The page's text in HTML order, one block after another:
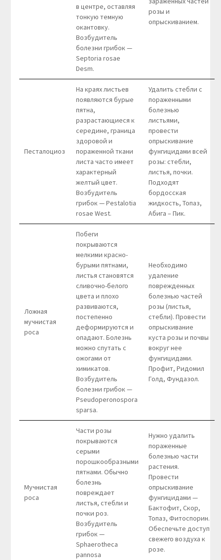
в центре, оставляя
тонкую темную
окантовку.
Возбудитель
болезни грибок —
Septoria rosae
Desm.
розы и
опрыскиванием.
Песталоциоз
На краях листьев
появляются бурые
пятна,
разрастающиеся к
середине, граница
здоровой и
пораженной ткани
листа часто имеет
характерный
желтый цвет.
Возбудитель
грибок — Pestalotia
rosae West.
Удалить стебли с
пораженными
болезнью
листьями,
провести
опрыскивание
фунгицидами всей
розы: стебли,
листья, почки.
Подходят
бордосская
жидкость, Топаз,
Абига – Пик.
Ложная
мучнистая
роса
Побеги
покрываются
мелкими красно-
бурыми пятнами,
листья становятся
сливочно-белого
цвета и плохо
развиваются,
постепенно
деформируются и
опадают. Болезнь
можно спутать с
ожогами от
химикатов.
Возбудитель
болезни грибок —
Pseudoperonospora
sparsa.
Необходимо
удаление
поврежденных
болезнью частей
розы (листья,
стебли). Провести
опрыскивание
куста розы и почвы
вокруг нее
фунгицидами.
Профит, Ридомил
Голд, Фундазол.
Мучнистая
роса
Части розы
покрываются
серыми
порошкообразными
пятнами. Обычно
болезнь
повреждает
листья, стебли и
почки роз.
Возбудитель
грибок —
Sphaerotheca
pannosa
Нужно удалить
пораженные
болезнью части
растения.
Провести
опрыскивание
фунгицидами —
Бактофит, Скор,
Топаз, Фитоспорин.
Обеспечьте доступ
свежего воздуха к
розе.